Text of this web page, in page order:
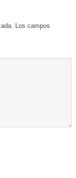
Los campos